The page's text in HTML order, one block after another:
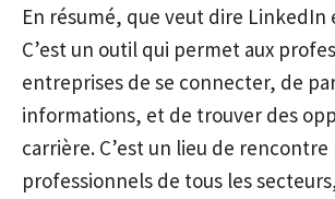
En résumé, que veut dire LinkedIn
C’est un outil qui permet aux
entreprises de se connecter, de
informations, et de trouver des
carrière. C’est un lieu de rencontre
professionnels de tous les